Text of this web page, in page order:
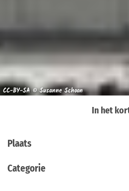
CC-BY-SA © Susanne Schoon
In het
Plaats
Categorie